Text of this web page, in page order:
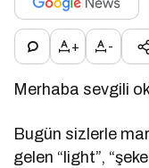
+ -
Merhaba sevgili
Bugün sizlerle
gelen “light”,